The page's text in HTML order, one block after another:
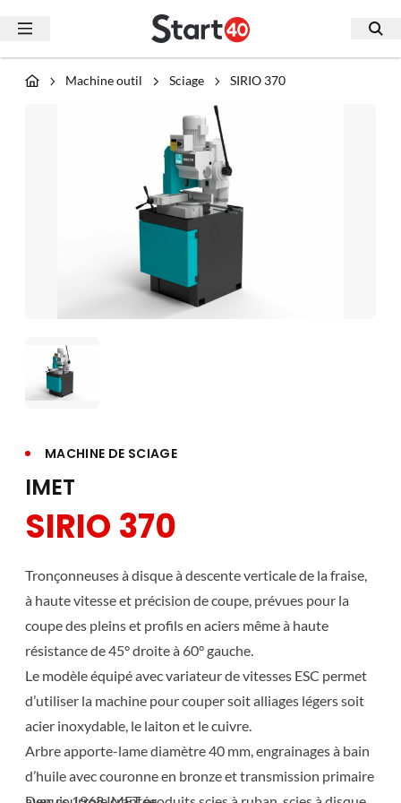
Machine outil Sciage SIRIO 370
MACHINE DE SCIAGE
IMET
SIRIO 370
Tronçonneuses à disque à descente verticale de la fraise,
à haute vitesse et précision de coupe, prévues pour la
coupe des pleins et profils en aciers même à haute
résistance de 45° droite à 60° gauche.
Le modèle équipé avec variateur de vitesses ESC permet
d’utiliser la machine pour couper soit alliages légers soit
acier inoxydable, le laiton et le cuivre.
Arbre apporte-lame diamètre 40 mm, engrainages à bain
d’huile avec couronne en bronze et transmission primaire